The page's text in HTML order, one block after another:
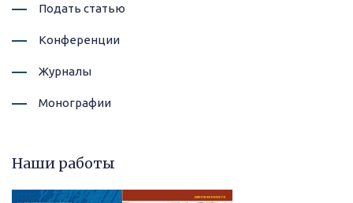
Подать статью
Конференции
Журналы
Монографии
Наши работы